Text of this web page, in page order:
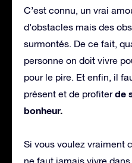
C’est connu, un vrai
d’obstacles mais des
surmontés. De ce fait,
personne on doit vivre
pour le pire. Et enfin, il
présent et de profiterde
bonheur.
Si vous voulez vraiment
ne faut jamais vivre